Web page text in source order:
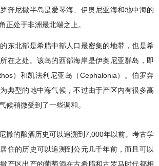
奔尼撒半岛是爱琴海、伊奥尼亚海和地中海的
正处于非洲最北端之上。
北部是希腊中部人口最密集的地带，也是希
在之处。该岛的西部海岸是伊奥尼亚群岛，即
）和凯法利尼亚岛（Cephalonia）。伯罗奔
典型的地中海气候，不过由于产区内有很多高
候稍微受到了一些调和。
的酿酒历史可以追溯到7,000年以前。考古学
住的历史可以追溯到公元几千年前，而且可以
产区出产的葡萄酒在古希腊和古罗马时代都相